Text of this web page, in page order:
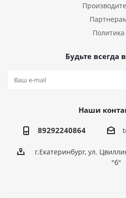
Политика
Будьте всегда
Наши
89292240864
г.Екатеринбург, ул.
"б"